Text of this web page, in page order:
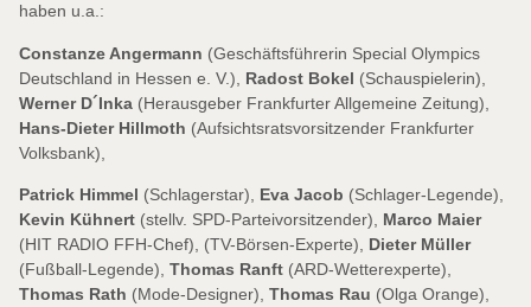
haben u.a.:
Constanze Angermann (Geschäftsführerin Special Olympics
Deutschland in Hessen e. V.), Radost Bokel (Schauspielerin),
Werner D´Inka (Herausgeber Frankfurter Allgemeine Zeitung),
Hans-Dieter Hillmoth (Aufsichtsratsvorsitzender Frankfurter
Volksbank),
Patrick Himmel (Schlagerstar), Eva Jacob (Schlager-Legende),
Kevin Kühnert (stellv. SPD-Parteivorsitzender), Marco Maier
(HIT RADIO FFH-Chef), (TV-Börsen-Experte), Dieter Müller
(Fußball-Legende), Thomas Ranft (ARD-Wetterexperte),
Thomas Rath (Mode-Designer), Thomas Rau (Olga Orange),